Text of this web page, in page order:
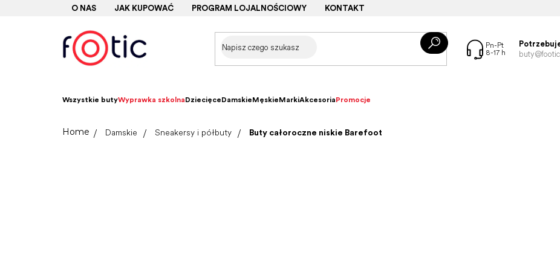
O NAS JAK KUPOWAĆ PROGRAM LOJALNOŚCIOWY KONTAKT
Wszystkie butyWyprawka szkolnaDziecięceDamskieMęskieMarkiAkcesoriaPromocje
HomeDamskie Sneakersy i półbuty Buty całoroczne niskie Barefoot